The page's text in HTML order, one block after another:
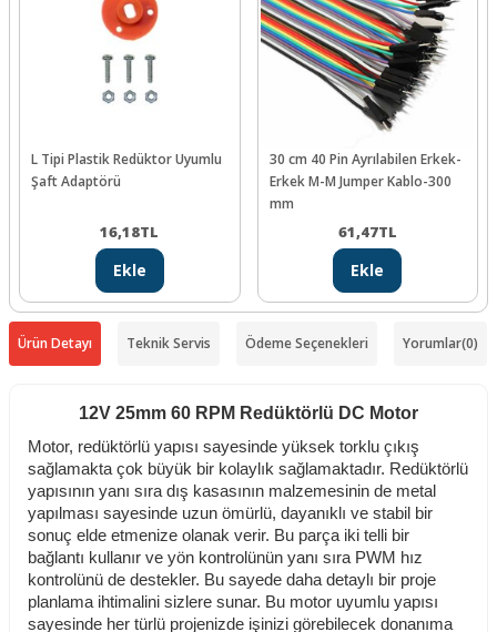
L Tipi Plastik Redüktor Uyumlu
Şaft Adaptörü
16,18TL
Ekle
30 cm 40 Pin Ayrılabilen Erkek-
Erkek M-M Jumper Kablo-300
mm
61,47TL
Ekle
Ürün Detayı Teknik Servis Ödeme Seçenekleri Yorumlar(0)
12V 25mm 60 RPM Redüktörlü DC Motor
Motor, redüktörlü yapısı sayesinde yüksek torklu çıkış
sağlamakta çok büyük bir kolaylık sağlamaktadır. Redüktörlü
yapısının yanı sıra dış kasasının malzemesinin de metal
yapılması sayesinde uzun ömürlü, dayanıklı ve stabil bir
sonuç elde etmenize olanak verir. Bu parça iki telli bir
bağlantı kullanır ve yön kontrolünün yanı sıra PWM hız
kontrolünü de destekler. Bu sayede daha detaylı bir proje
planlama ihtimalini sizlere sunar. Bu motor uyumlu yapısı
sayesinde her türlü projenizde işinizi görebilecek donanıma